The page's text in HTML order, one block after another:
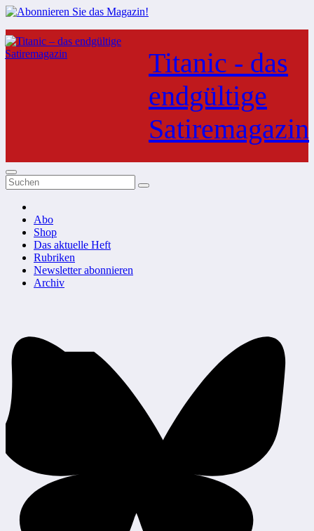
Zum
Inhalt
springen
Titanic - das
endgültige
Satiremagazin
Abo
Shop
Das aktuelle Heft
Rubriken
Newsletter abonnieren
Archiv